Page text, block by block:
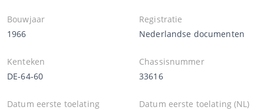
Bouwjaar
1966
Registratie
Nederlandse documenten
Kenteken
DE-64-60
Chassisnummer
33616
Datum eerste toelating
Datum eerste toelating (NL)